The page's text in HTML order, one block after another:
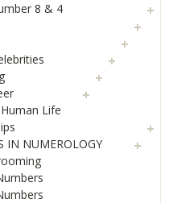
8 & 4
Life
IN NUMEROLOGY